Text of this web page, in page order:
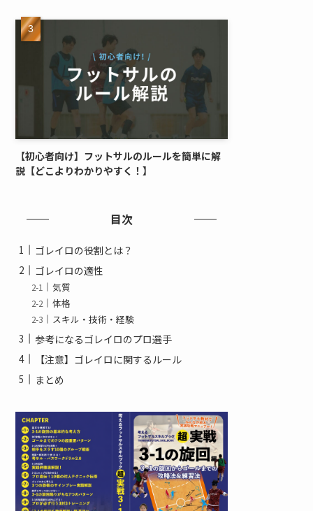
【初心者向け】フットサルのルールを簡単に解
説【どこよりわかりやすく！】
目次
ゴレイロの役割とは？
ゴレイロの適性
気質
体格
スキル・技術・経験
参考になるゴレイロのプロ選手
【注意】ゴレイロに関するルール
まとめ